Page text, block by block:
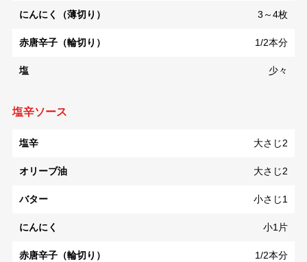
にんにく（薄切り） 3～4枚
赤唐辛子（輪切り） 1/2本分
塩 少々
塩辛ソース
塩辛 大さじ2
オリーブ油 大さじ2
バター 小さじ1
にんにく 小1片
赤唐辛子（輪切り） 1/2本分